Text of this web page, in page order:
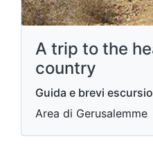
A trip to the
country
Guida e brevi
Area di Gerusalemme